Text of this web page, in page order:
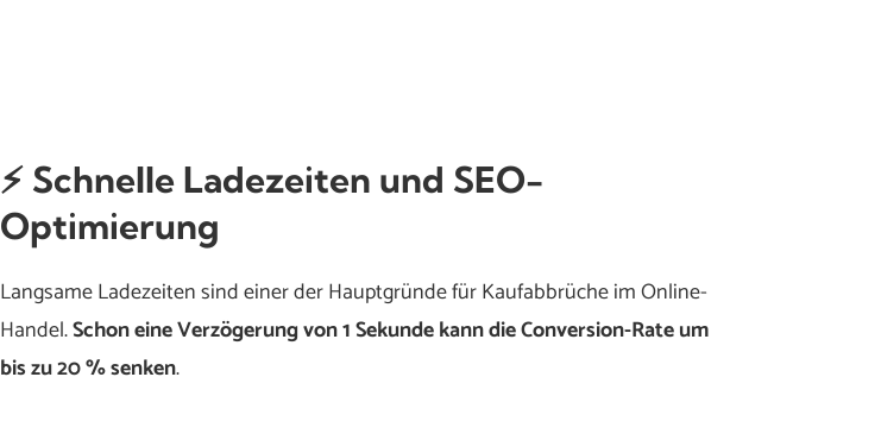
⚡ Schnelle Ladezeiten und SEO-
Optimierung
Langsame Ladezeiten sind einer der Hauptgründe für Kaufabbrüche im Online-
Handel.Schon eine Verzögerung von 1 Sekunde kann die Conversion-Rate um
bis zu 20 % senken.